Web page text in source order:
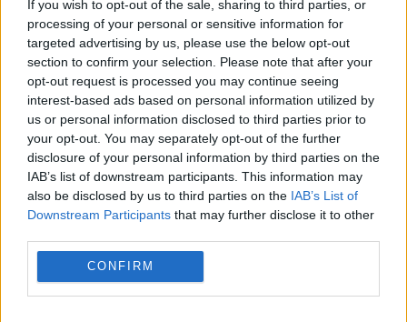
If you wish to opt-out of the sale, sharing to third parties, or
processing of your personal or sensitive information for
targeted advertising by us, please use the below opt-out
section to confirm your selection. Please note that after your
opt-out request is processed you may continue seeing
interest-based ads based on personal information utilized by
us or personal information disclosed to third parties prior to
your opt-out. You may separately opt-out of the further
disclosure of your personal information by third parties on the
IAB’s list of downstream participants. This information may
also be disclosed by us to third parties on the IAB’s List of
Downstream Participants that may further disclose it to other
CONFIRM